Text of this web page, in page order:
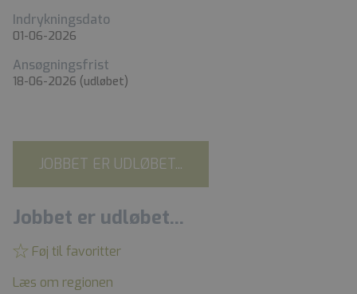
Indrykningsdato
01-06-2026
Ansøgningsfrist
18-06-2026 (udløbet)
JOBBET ER UDLØBET...
Jobbet er udløbet...
Føj til favoritter
Læs om regionen